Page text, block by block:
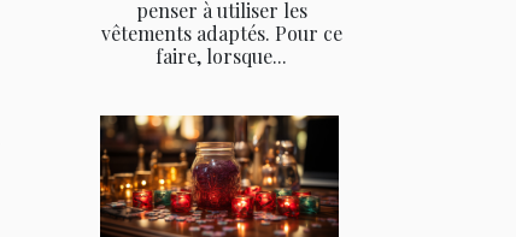
penser à utiliser les
vêtements adaptés. Pour ce
faire, lorsque...